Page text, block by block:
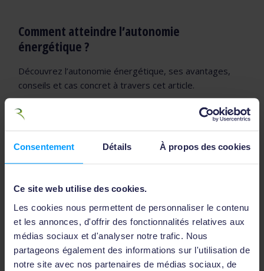
Consentement Détails À propos des cookies
Ce site web utilise des cookies.
Les cookies nous permettent de personnaliser le contenu
et les annonces, d'offrir des fonctionnalités relatives aux
médias sociaux et d'analyser notre trafic. Nous
partageons également des informations sur l'utilisation de
notre site avec nos partenaires de médias sociaux, de
Comment atteindre l’autonomie
énergétique​ ?
Découvrez l’autonomie énergétique, ses avantages,
conseils et cas concret à travers cet article.